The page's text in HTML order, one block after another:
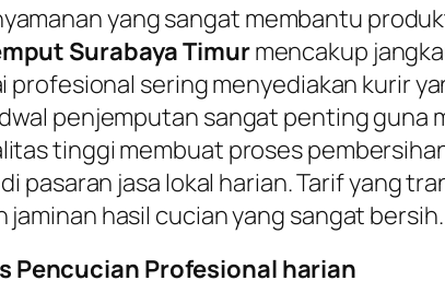
yang sangat membantu
Surabaya Timurmencakup
profesional sering menyediakan kurir
penjemputan sangat penting guna
tinggi membuat proses
pasaran jasa lokal harian. Tarif yang
hasil cucian yang sangat bersih.
Pencucian Profesional harian